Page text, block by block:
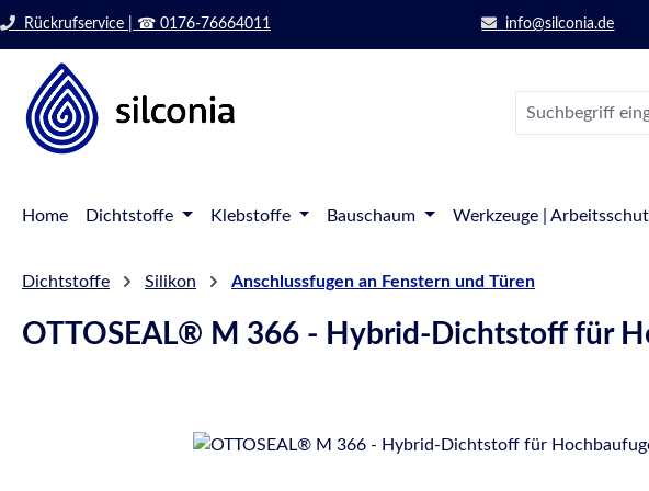
Hauptinhalt springen
Zur Suche springen
Zur Hauptnavigation springen
Rückrufservice | ☎ 0176-76664011 info@silconia.de
Home Dichtstoffe Klebstoffe Bauschaum Werkzeuge |
Dichtstoffe Silikon Anschlussfugen an Fenstern und Türen
OTTOSEAL® M 366 - Hybrid-Dichtstoff für
Bildergalerie überspringen